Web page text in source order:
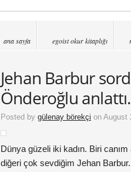
ana sayfa egoist okur kitaplığı
Jehan Barbur
Önderoğlu
Posted by gülenay börekçi on August
Dünya güzeli iki kadın. Biri
diğeri çok sevdiğim Jehan